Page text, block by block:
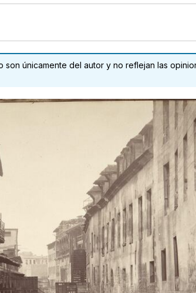
únicamente del autor y no reflejan las